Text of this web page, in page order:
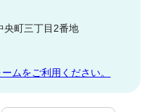
町三丁目2番地
ムをご利用ください。